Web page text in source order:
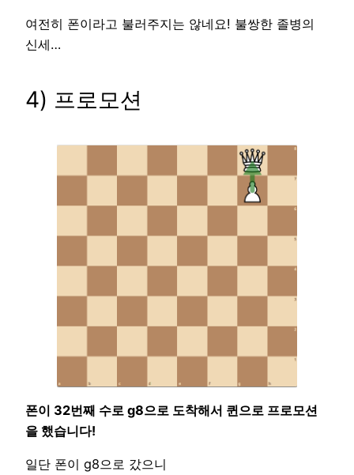
여전히 폰이라고 불러주지는 않네요! 불쌍한 졸병의
신세…
4) 프로모션
폰이 32번째 수로 g8으로 도착해서 퀸으로 프로모션
을 했습니다!
일단 폰이 g8으로 갔으니